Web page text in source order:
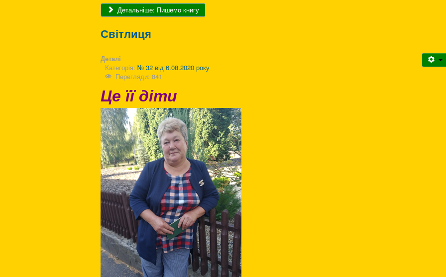
Детальніше: Пишемо книгу
Світлиця
Деталі
Категорія: № 32 від 6.08.2020 року
Перегляди: 841
Це її діти